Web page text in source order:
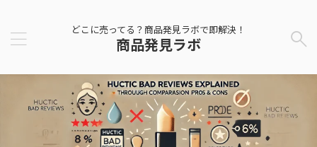
どこに売ってる？商品発見ラボで即解決！
商品発見ラボ